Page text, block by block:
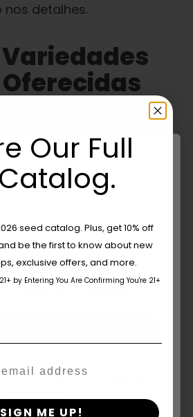
detalhes.
Opção HSC
And
Nutter Budder e
Aged 18 Or Over?
of our website is reserved for
Please see Terms & Conditions.
& ENTER, you confirm you are 18
Our Full
seed catalog. Plus, get 10% off
be the first to know about new
exclusive offers, and more.
by Entering You Are Confirming You're 21+
SIGN ME UP!